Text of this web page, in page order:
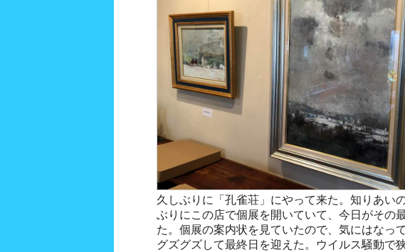
久しぶりに「孔雀荘」にやって来た。知りあい
ぶりにこの店で個展を開いていて、今日がその
た。個展の案内状を見ていたので、気にはなって
グズグズして最終日を迎えた。ウイルス騒動で